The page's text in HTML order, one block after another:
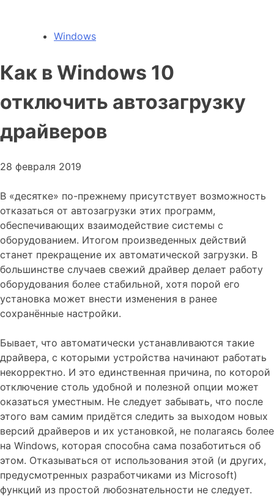
Windows
Как в Windows 10
отключить автозагрузку
драйверов
28 февраля 2019
В «десятке» по-прежнему присутствует возможность
отказаться от автозагрузки этих программ,
обеспечивающих взаимодействие системы с
оборудованием. Итогом произведенных действий
станет прекращение их автоматической загрузки. В
большинстве случаев свежий драйвер делает работу
оборудования более стабильной, хотя порой его
установка может внести изменения в ранее
сохранённые настройки.
Бывает, что автоматически устанавливаются такие
драйвера, с которыми устройства начинают работать
некорректно. И это единственная причина, по которой
отключение столь удобной и полезной опции может
оказаться уместным. Не следует забывать, что после
этого вам самим придётся следить за выходом новых
версий драйверов и их установкой, не полагаясь более
на Windows, которая способна сама позаботиться об
этом. Отказываться от использования этой (и других,
предусмотренных разработчиками из Microsoft)
функций из простой любознательности не следует.